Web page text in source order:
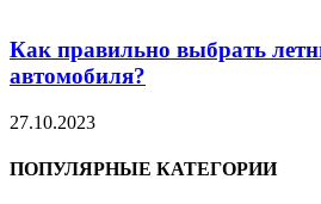
Как правильно выбрать
автомобиля?
27.10.2023
ПОПУЛЯРНЫЕ КАТЕГОРИИ